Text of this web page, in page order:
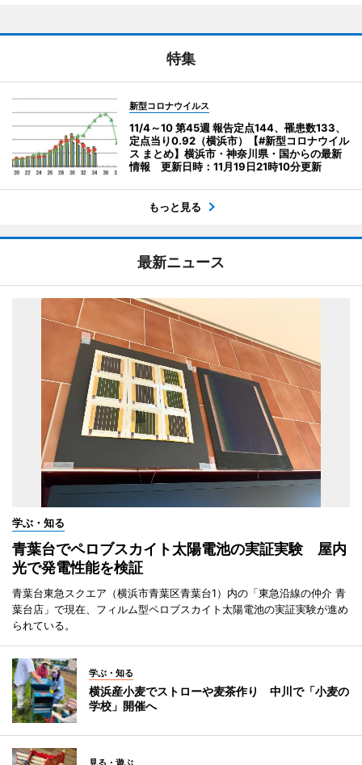
特集
新型コロナウイルス
11/4～10 第45週 報告定点144、罹患数133、
定点当り0.92（横浜市）【#新型コロナウイル
ス まとめ】横浜市・神奈川県・国からの最新
情報 更新日時：11月19日21時10分更新
もっと見る
最新ニュース
学ぶ・知る
青葉台でペロブスカイト太陽電池の実証実験 屋内
光で発電性能を検証
青葉台東急スクエア（横浜市青葉区青葉台1）内の「東急沿線の仲介 青
葉台店」で現在、フィルム型ペロブスカイト太陽電池の実証実験が進め
られている。
学ぶ・知る
横浜産小麦でストローや麦茶作り 中川で「小麦の
学校」開催へ
見る・遊ぶ